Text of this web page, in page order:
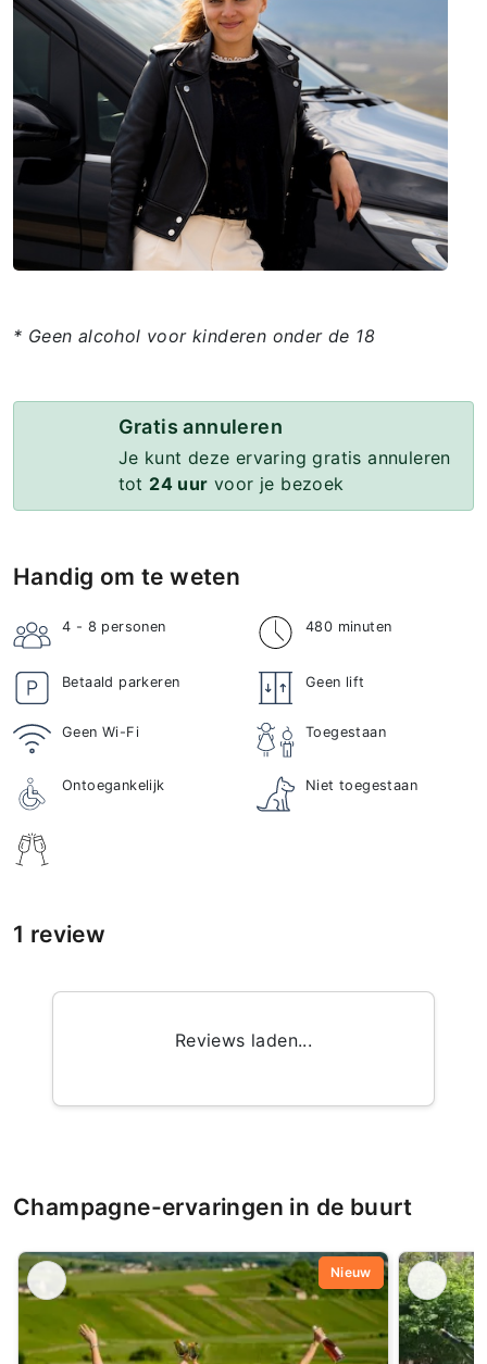
* Geen alcohol voor kinderen onder de 18
Gratis annuleren
Je kunt deze ervaring gratis annuleren
tot 24 uur voor je bezoek
Handig om te weten
4 - 8 personen 480 minuten
Betaald parkeren Geen lift
Geen Wi-Fi Toegestaan
Ontoegankelijk Niet toegestaan
1 review
Reviews laden...
Champagne-ervaringen in de buurt
Nieuw